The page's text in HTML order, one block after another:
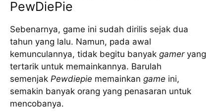
PewDiePie
Sebenarnya, game ini sudah dirilis sejak dua
tahun yang lalu. Namun, pada awal
kemunculannya, tidak begitu banyak gameryang
tertarik untuk memainkannya. Barulah
semenjak Pewdiepie memainkan game ini,
semakin banyak orang yang penasaran untuk
mencobanya.